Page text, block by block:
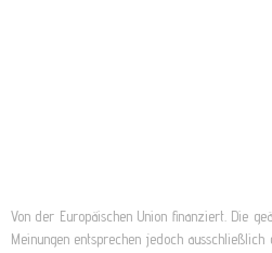
Von der Europäischen Union finanziert. Die
Meinungen entsprechen jedoch